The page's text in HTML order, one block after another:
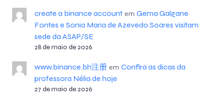
create a binance accountem Gema Galgane
Fontes e Sonia Maria de Azevedo Soares visitam
sede da ASAP/SE
28 de maio de 2026
www.binance.bh注册em Confira as dicas da
professora Nélia de hoje
27 de maio de 2026